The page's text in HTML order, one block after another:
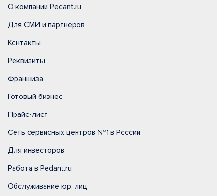
О компании Pedant.ru
Для СМИ и партнеров
Контакты
Реквизиты
Франшиза
Готовый бизнес
Прайс-лист
Сеть сервисных центров №1 в России
Для инвесторов
Работа в Pedant.ru
Обслуживание юр. лиц